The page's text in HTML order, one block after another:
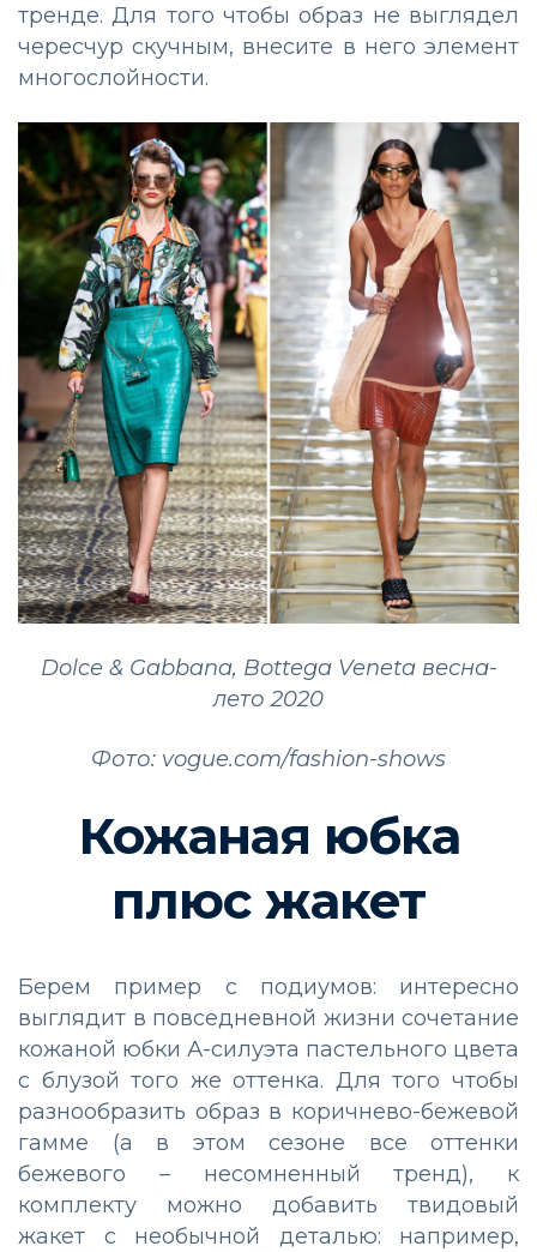
тренде. Для того чтобы образ не выглядел
чересчур скучным, внесите в него элемент
многослойности.
Dolce & Gabbana, Bottega Veneta весна-
лето 2020
Фото: vogue.com/fashion-shows
Кожаная юбка
плюс жакет
Берем пример с подиумов: интересно
выглядит в повседневной жизни сочетание
кожаной юбки А-силуэта пастельного цвета
с блузой того же оттенка. Для того чтобы
разнообразить образ в коричнево-бежевой
гамме (а в этом сезоне все оттенки
бежевого –несомненный тренд), к
комплекту можно добавить твидовый
жакет с необычной деталью: например,